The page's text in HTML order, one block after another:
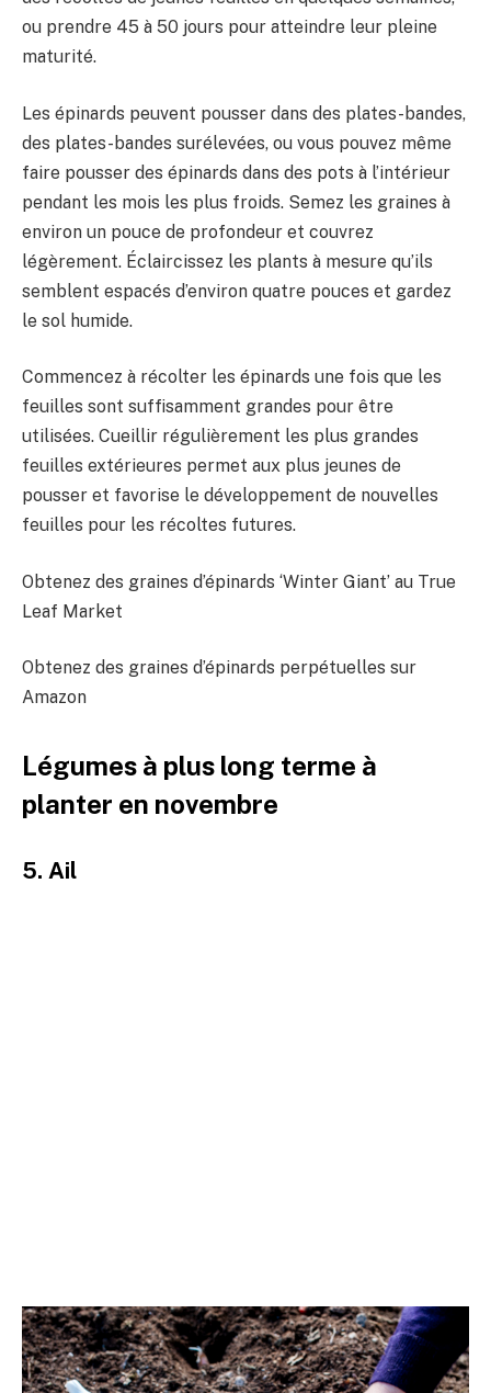
ou prendre 45 à 50 jours pour atteindre leur pleine
maturité.
Les épinards peuvent pousser dans des plates-bandes,
des plates-bandes surélevées, ou vous pouvez même
faire pousser des épinards dans des pots à l’intérieur
pendant les mois les plus froids. Semez les graines à
environ un pouce de profondeur et couvrez
légèrement. Éclaircissez les plants à mesure qu’ils
semblent espacés d’environ quatre pouces et gardez
le sol humide.
Commencez à récolter les épinards une fois que les
feuilles sont suffisamment grandes pour être
utilisées. Cueillir régulièrement les plus grandes
feuilles extérieures permet aux plus jeunes de
pousser et favorise le développement de nouvelles
feuilles pour les récoltes futures.
Obtenez des graines d’épinards ‘Winter Giant’ au True
Leaf Market
Obtenez des graines d’épinards perpétuelles sur
Amazon
Légumes à plus long terme à
planter en novembre
5. Ail